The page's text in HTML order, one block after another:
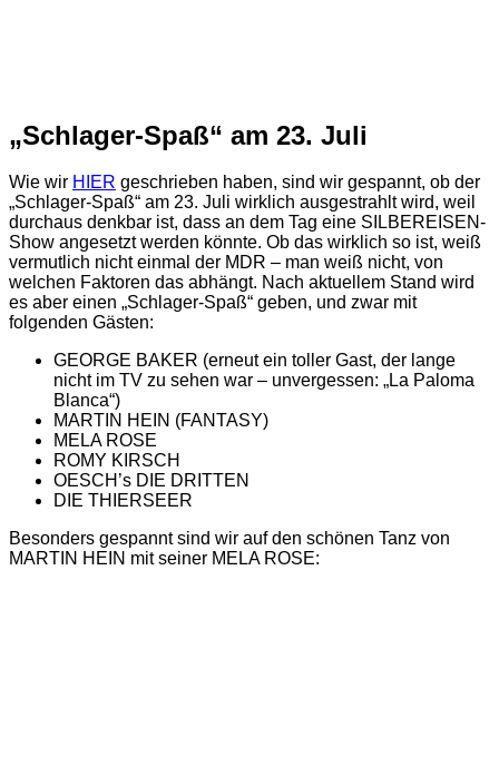
„Schlager-Spaß“ am 23. Juli
Wie wir HIER geschrieben haben, sind wir gespannt, ob der
„Schlager-Spaß“ am 23. Juli wirklich ausgestrahlt wird, weil
durchaus denkbar ist, dass an dem Tag eine SILBEREISEN-
Show angesetzt werden könnte. Ob das wirklich so ist, weiß
vermutlich nicht einmal der MDR – man weiß nicht, von
welchen Faktoren das abhängt. Nach aktuellem Stand wird
es aber einen „Schlager-Spaß“ geben, und zwar mit
folgenden Gästen:
GEORGE BAKER (erneut ein toller Gast, der lange
nicht im TV zu sehen war – unvergessen: „La Paloma
Blanca“)
MARTIN HEIN (FANTASY)
MELA ROSE
ROMY KIRSCH
OESCH’s DIE DRITTEN
DIE THIERSEER
Besonders gespannt sind wir auf den schönen Tanz von
MARTIN HEIN mit seiner MELA ROSE: